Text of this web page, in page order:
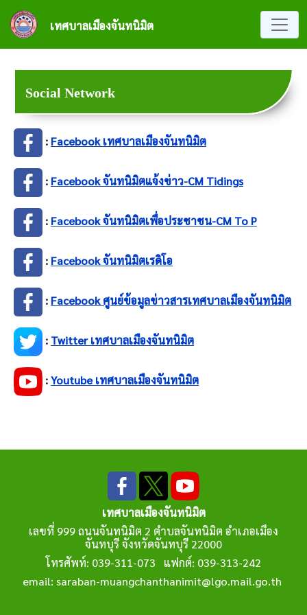
ข้ามไปยังเนื้อหาหลัก
เทศบาลเมืองจันทนิมิต
Social Network
: Facebook เทศบาลเมืองจันทนิมิต
: Facebook จันทนิมิตแจ้งข่าว-CM Tidings
: Facebook จันทนิมิตเพื่อประชาชน-CM To P
: Facebook จันทนิมิตเรดิโอ
: Facebook ศูนย์ข้อมูลข่าวสารเทศบาลเมืองจันทนิมิต
: Twitter เทศบาลเมืองจันทนิมิต
:Youtube เทศบาลเมืองจันทนิมิต
เทศบาลเมืองจันทนิมิต
เลขที่ 999 ถนนจันทนิมิต 2 ตำบลจันทนิมิต อำเภอเมือง
จันทบุรี จังหวัดจันทบุรี 22000
โทรศัพท์: 039-311-073 แฟกต์: 039-313-242
email: saraban-muangchanthanimit@lgo.mail.go.th